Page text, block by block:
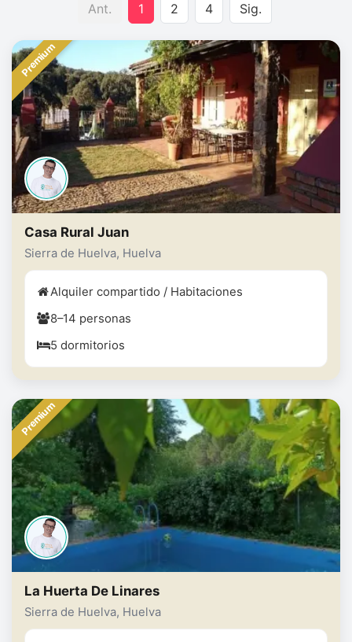
Ant. 1 2 4 Sig.
Premium
Casa Rural Juan
Sierra de Huelva, Huelva
Alquiler compartido / Habitaciones
8–14 personas
5 dormitorios
Premium
La Huerta De Linares
Sierra de Huelva, Huelva